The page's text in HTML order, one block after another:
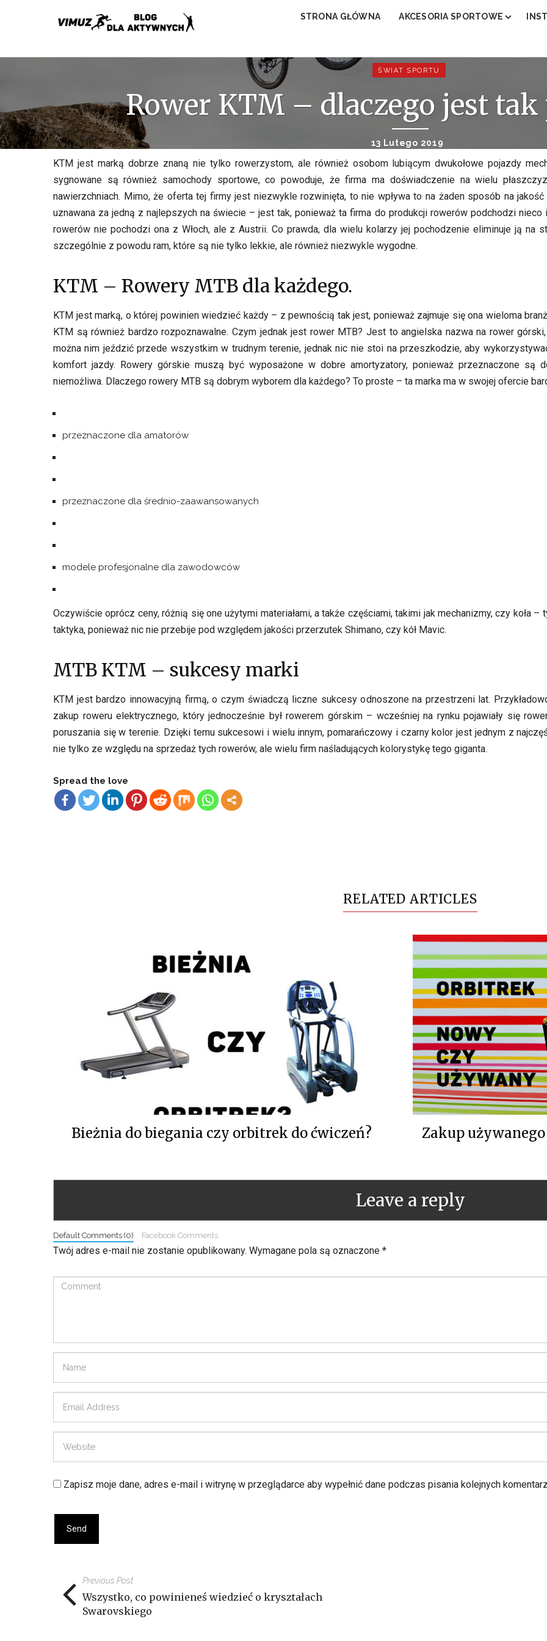
STRONA GŁÓWNA
AKCESORIA SPORTOWE
JAKI PULSOMETR NAJLEPSZY?
JAKI ROWER STACJONARNY DO
JAKI NAJLEPSZY ORBITREK
ŚWIAT SPORTU
Rower KTM – dlaczego jest
13 Lutego 2019
KTM jest marką dobrze znaną nie tylko rowerzystom, ale również osobom lubiącym dwukołowe pojazdy
sygnowane są również samochody sportowe, co powoduje, że firma ma doświadczenie na wielu
nawierzchniach. Mimo, że oferta tej firmy jest niezwykle rozwinięta, to nie wpływa to na żaden sposób na
uznawana za jedną z najlepszych na świecie – jest tak, ponieważ ta firma do produkcji rowerów podchodzi
rowerów nie pochodzi ona z Włoch, ale z Austrii. Co prawda, dla wielu kolarzy jej pochodzenie eliminuje ją na
szczególnie z powodu ram, które są nie tylko lekkie, ale również niezwykle wygodne.
KTM – Rowery MTB dla każdego.
KTM jest marką, o której powinien wiedzieć każdy – z pewnością tak jest, ponieważ zajmuje się ona wieloma
KTM są również bardzo rozpoznawalne. Czym jednak jest rower MTB? Jest to angielska nazwa na rower
można nim jeździć przede wszystkim w trudnym terenie, jednak nic nie stoi na przeszkodzie, aby
komfort jazdy. Rowery górskie muszą być wyposażone w dobre amortyzatory, ponieważ przeznaczone są
niemożliwa. Dlaczego rowery MTB są dobrym wyborem dla każdego? To proste – ta marka ma w swojej ofercie
przeznaczone dla amatorów
przeznaczone dla średnio-zaawansowanych
modele profesjonalne dla zawodowców
Oczywiście oprócz ceny, różnią się one użytymi materiałami, a także częściami, takimi jak mechanizmy, czy koła
taktyka, ponieważ nic nie przebije pod względem jakości przerzutek Shimano, czy kół Mavic.
MTB KTM – sukcesy marki
KTM jest bardzo innowacyjną firmą, o czym świadczą liczne sukcesy odnoszone na przestrzeni lat.
zakup roweru elektrycznego, który jednocześnie był rowerem górskim – wcześniej na rynku pojawiały się
poruszania się w terenie. Dzięki temu sukcesowi i wielu innym, pomarańczowy i czarny kolor jest jednym z
nie tylko ze względu na sprzedaż tych rowerów, ale wielu firm naśladujących kolorystykę tego giganta.
Spread the love
RELATED ARTICLES
Bieżnia do biegania czy orbitrek do ćwiczeń? Zakup
Leave a reply
Default Comments (0) Facebook Comments
Twój adres e-mail nie zostanie opublikowany. Wymagane pola są oznaczone *
Zapisz moje dane, adres e-mail i witrynę w przeglądarce aby wypełnić dane podczas pisania kolejnych
Previous Post
Wszystko, co powinieneś wiedzieć o kryształach
Swarovskiego